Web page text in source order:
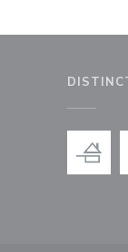
fenêtre))fenêtre))